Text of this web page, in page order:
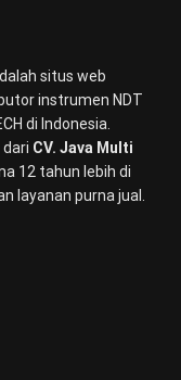
situs web
instrumen NDT
di Indonesia.
CV. Java Multi
12 tahun lebih di
layanan purna jual.